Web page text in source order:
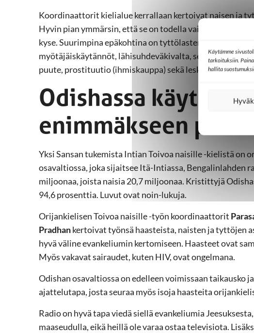
Käytämme
tarkoituksiin.
hallita
Koordinaattorit kielialue kerrallaan kertoivat naisen ja
Hyvin pian ymmärsin, että se on todella vaikea −
kyse. Suurimpina epäkohtina on tyttölasten huono
myötäjäiskäytännöt, lähisuhdeväkivalta, seksuaalinen
puute, prostituutio (ihmiskauppa) sekä leskien huono
Odishassa
enimmäkseen
Yksi Sansan tukemista Intian Toivoa naisille -kielistä on
osavaltiossa, joka sijaitsee Itä-Intiassa, Bengalinlahden
miljoonaa, joista naisia 20,7 miljoonaa. Kristittyjä
94,6 prosenttia. Luvut ovat noin-lukuja.
Orijankielisen Toivoa naisille -työn koordinaattorit
Pradhankertoivat työnsä haasteista, naisten ja tyttöjen
hyvä väline evankeliumin kertomiseen. Haasteet ovat
Myös vakavat sairaudet, kuten HIV, ovat ongelmana.
Odishan osavaltiossa on edelleen voimissaan taikausko
ajattelutapa, josta seuraa myös isoja haasteita
Radio on hyvä tapa viedä siellä evankeliumia
maaseudulla, eikä heillä ole varaa ostaa televisiota.